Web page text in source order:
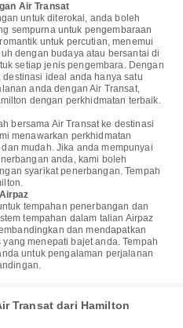
Air Transat
untuk diterokai, anda boleh
sempurna untuk pengembaraan
untuk percutian, menemui
dengan budaya atau bersantai di
setiap jenis pengembara. Dengan
ideal anda hanya satu
anda dengan Air Transat,
dengan perkhidmatan terbaik.
bersama Air Transat ke destinasi
menawarkan perkhidmatan
mudah. Jika anda mempunyai
anda, kami boleh
syarikat penerbangan. Tempah
tempahan penerbangan dan
tempahan dalam talian Airpaz
dan mendapatkan
menepati bajet anda. Tempah
untuk pengalaman perjalanan
Transat dari Hamilton